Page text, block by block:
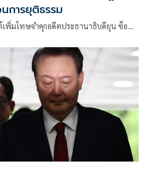
การยุติธรรม
เพิ่มโทษจำคุกอดีตประธานาธิบดียุน ซ็อ…